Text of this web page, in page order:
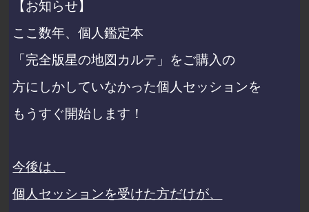
【お知らせ】
ここ数年、個人鑑定本
「完全版星の地図カルテ」をご購入の
方にしかしていなかった個人セッションを
もうすぐ開始します！
今後は、
個人セッションを受けた方だけが、